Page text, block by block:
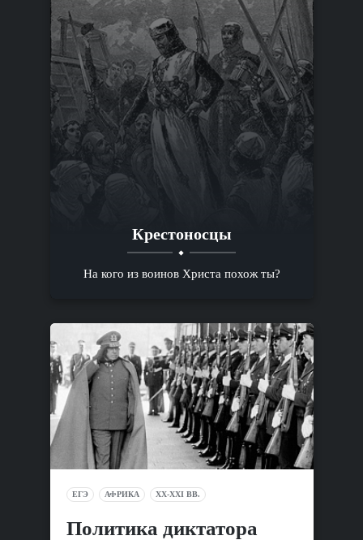
Крестоносцы
На кого из воинов Христа похож ты?
ЕГЭ АФРИКА XX-XXI ВВ.
Политика диктатора